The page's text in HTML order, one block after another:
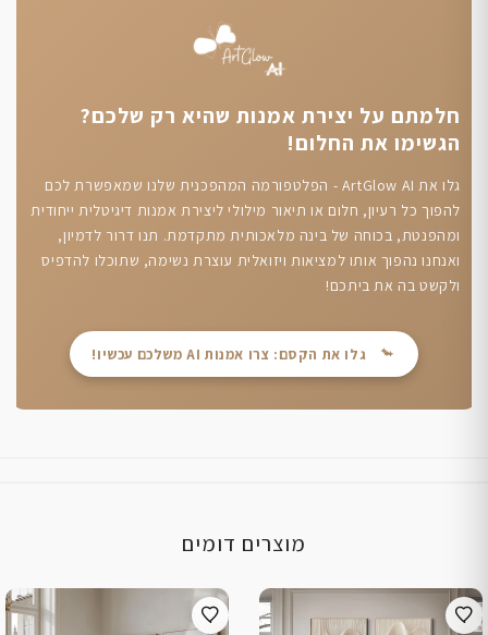
חלמתם על יצירת אמנות שהיא רק שלכם?
הגשימו את החלום!
גלו את ArtGlow AI - הפלטפורמה המהפכנית שלנו שמאפשרת לכם
להפוך כל רעיון, חלום או תיאור מילולי ליצירת אמנות דיגיטלית ייחודית
ומהפנטת, בכוחה של בינה מלאכותית מתקדמת. תנו דרור לדמיון,
ואנחנו נהפוך אותו למציאות ויזואלית עוצרת נשימה, שתוכלו להדפיס
ולקשט בה את ביתכם!
גלו את הקסם: צרו אמנות AI משלכם עכשיו!
מוצרים דומים